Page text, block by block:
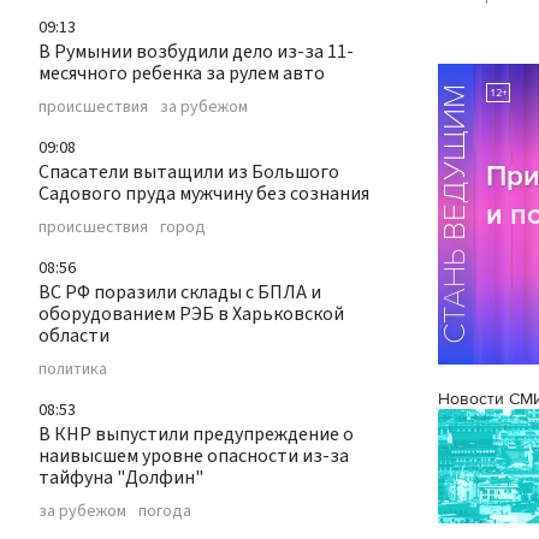
09:13
В Румынии возбудили дело из-за 11-
месячного ребенка за рулем авто
происшествия за рубежом
09:08
Спасатели вытащили из Большого
Садового пруда мужчину без сознания
происшествия город
08:56
ВС РФ поразили склады с БПЛА и
оборудованием РЭБ в Харьковской
области
политика
08:53
В КНР выпустили предупреждение о
наивысшем уровне опасности из-за
тайфуна "Долфин"
за рубежом погода
Новости